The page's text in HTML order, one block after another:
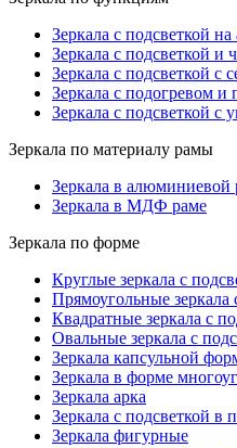
Зеркала с подсветкой
Зеркала с подсветкой и
Зеркала с подсветкой с
Зеркала с подогревом и
Зеркала с подсветкой с
Зеркала по материалу рамы
Зеркала в алюминиевой
Зеркала в МДФ раме
Зеркала по форме
Круглые зеркала с
Прямоугольные зеркала
Квадратные зеркала с
Овальные зеркала с
Зеркала капсульной
Зеркала в форме
Зеркала арка
Зеркала с подсветкой в
Зеркала фигурные